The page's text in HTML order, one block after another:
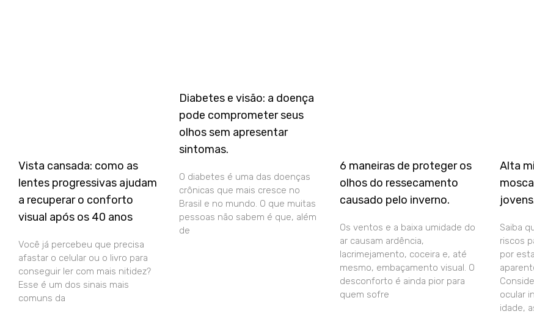
Vista cansada: como as
lentes progressivas ajudam
a recuperar o conforto
visual após os 40 anos
Você já percebeu que precisa
afastar o celular ou o livro para
conseguir ler com mais nitidez?
Esse é um dos sinais mais
comuns da
Diabetes e visão: a doença
pode comprometer seus
olhos sem apresentar
sintomas.
O diabetes é uma das doenças
crônicas que mais cresce no
Brasil e no mundo. O que muitas
pessoas não sabem é que, além
de
6 maneiras de proteger os
olhos do ressecamento
causado pelo inverno.
Os ventos e a baixa umidade do
ar causam ardência,
lacrimejamento, coceira e, até
mesmo, embaçamento visual. O
desconforto é ainda pior para
quem sofre
Alta
Saiba
riscos
por
ocular
idade,